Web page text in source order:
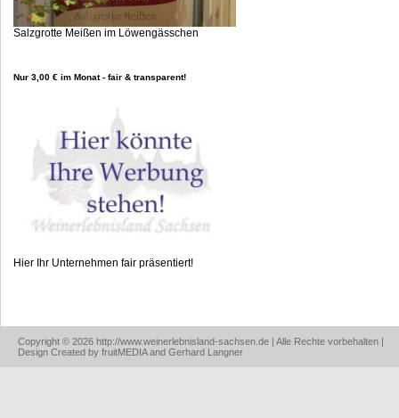
Salzgrotte Meißen im Löwengässchen
Nur 3,00 € im Monat - fair & transparent!
Hier Ihr Unternehmen fair präsentiert!
Copyright © 2026 http://www.weinerlebnisland-sachsen.de | Alle Rechte vorbehalten |
Design Created by fruitMEDIA and Gerhard Langner